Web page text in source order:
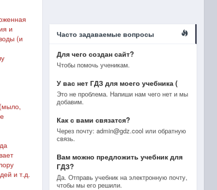
и
(и
и т.д.
Часто задаваемые вопросы
Для чего создан сайт?
Чтобы помочь ученикам.
У вас нет ГДЗ для моего учебника (
Это не проблема. Напиши нам чего нет и мы
добавим.
Как с вами связатся?
Через почту: admin@gdz.cool или обратную
связь.
Вам можно предложить учебник для
ГДЗ?
Да. Отправь учебник на электронную почту,
чтобы мы его решили.